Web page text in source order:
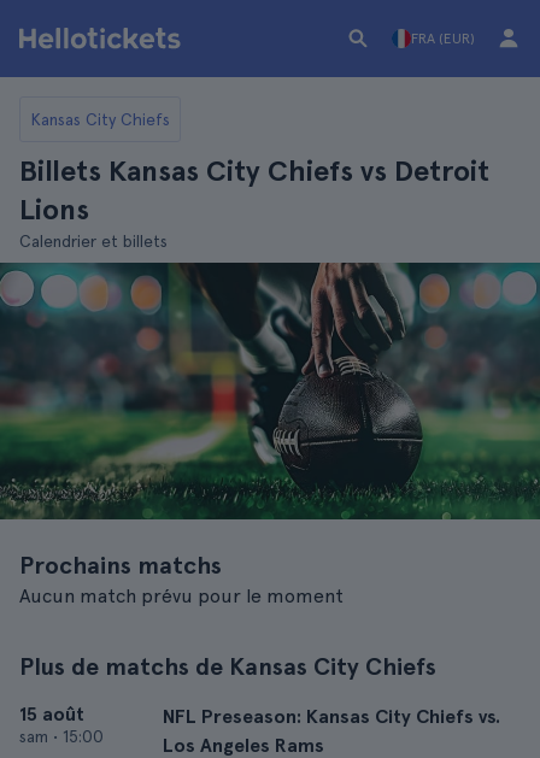
FRA (EUR)
Kansas City Chiefs
Billets Kansas City Chiefs vs Detroit
Lions
Calendrier et billets
Prochains matchs
Aucun match prévu pour le moment
Plus de matchs de Kansas City Chiefs
15 août
sam • 15:00
NFL Preseason: Kansas City Chiefs vs.
Los Angeles Rams